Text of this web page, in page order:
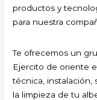
productos y
para nuestra
Te ofrecemos un
Ejercito de oriente
técnica, instalación,
la limpieza de tu